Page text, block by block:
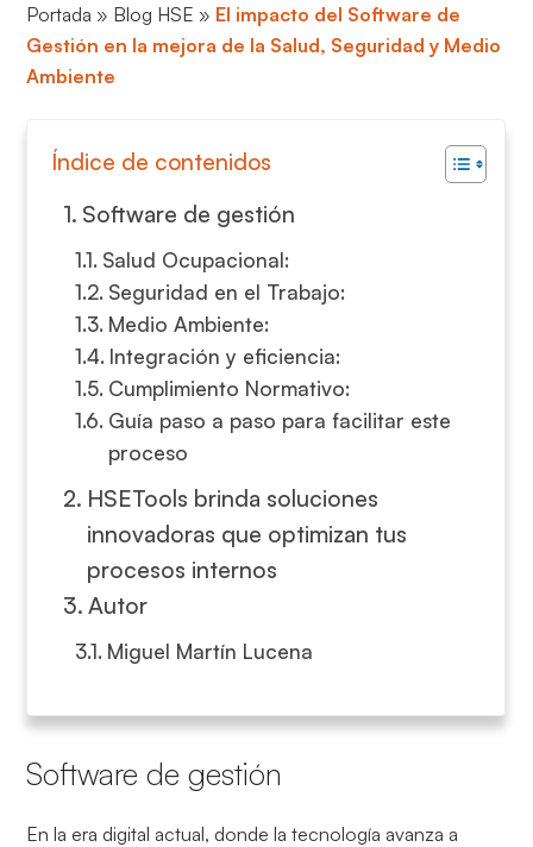
Portada » Blog HSE » El impacto del Software de
Gestión en la mejora de la Salud, Seguridad y Medio
Ambiente
Índice de contenidos
Software de gestión
Salud Ocupacional:
Seguridad en el Trabajo:
Medio Ambiente:
Integración y eficiencia:
Cumplimiento Normativo:
Guía paso a paso para facilitar este
proceso
HSETools brinda soluciones
innovadoras que optimizan tus
procesos internos
Autor
Miguel Martín Lucena
Software de gestión
En la era digital actual, donde la tecnología avanza a